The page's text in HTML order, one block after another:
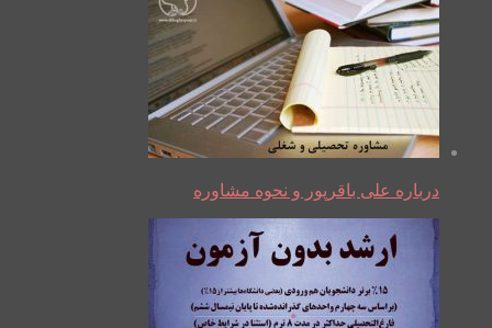
درباره علی باقرپور و نحوه مشاوره